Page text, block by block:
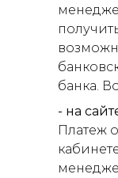
банка.
- на
Платеж